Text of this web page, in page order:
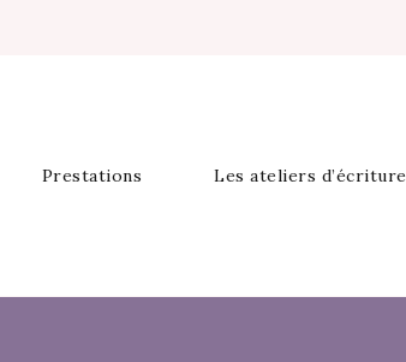
Prestations Les ateliers d’écriture